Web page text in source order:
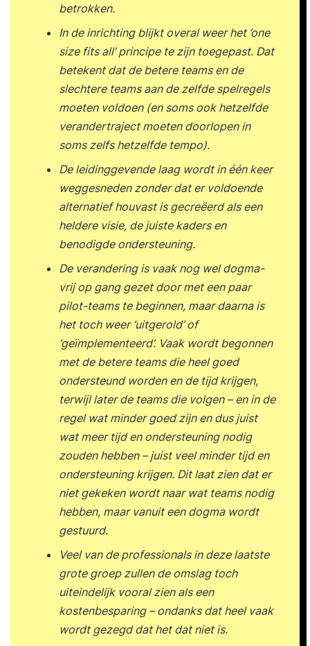
betrokken.
In de inrichting blijkt overal weer het ’one
size fits all’ principe te zijn toegepast. Dat
betekent dat de betere teams en de
slechtere teams aan de zelfde spelregels
moeten voldoen (en soms ook hetzelfde
verandertraject moeten doorlopen in
soms zelfs hetzelfde tempo).
De leidinggevende laag wordt in één keer
weggesneden zonder dat er voldoende
alternatief houvast is gecreëerd als een
heldere visie, de juiste kaders en
benodigde ondersteuning.
De verandering is vaak nog wel dogma-
vrij op gang gezet door met een paar
pilot-teams te beginnen, maar daarna is
het toch weer ‘uitgerold’ of
‘geïmplementeerd’. Vaak wordt begonnen
met de betere teams die heel goed
ondersteund worden en de tijd krijgen,
terwijl later de teams die volgen – en in de
regel wat minder goed zijn en dus juist
wat meer tijd en ondersteuning nodig
zouden hebben – juist veel minder tijd en
ondersteuning krijgen. Dit laat zien dat er
niet gekeken wordt naar wat teams nodig
hebben, maar vanuit een dogma wordt
gestuurd.
Veel van de professionals in deze laatste
grote groep zullen de omslag toch
uiteindelijk vooral zien als een
kostenbesparing – ondanks dat heel vaak
wordt gezegd dat het dat niet is.